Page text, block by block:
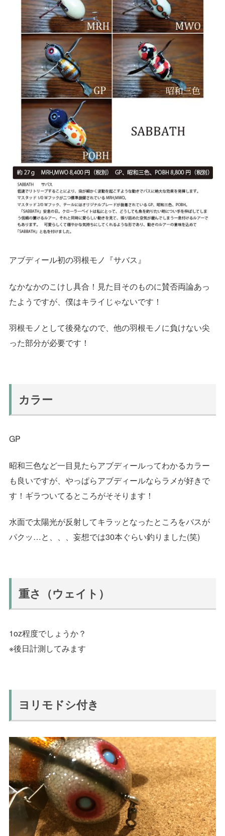
アブディール初の羽根モノ『サバス』
なかなかのこけし具合！見た目そのものに賛否両論あっ
たようですが、僕はキライじゃないです！
羽根モノとして後発なので、他の羽根モノに負けない尖
った部分が必要です！
カラー
GP
昭和三色など一目見たらアブディールってわかるカラー
も良いですが、やっぱらアブディールならラメが好きで
す！ギラついてるところがそそります！
水面で太陽光が反射してキラッとなったところをバスが
パクッ…と、、、妄想では30本ぐらい釣りました(笑)
重さ（ウェイト）
1oz程度でしょうか？
※後日計測してみます
ヨリモドシ付き